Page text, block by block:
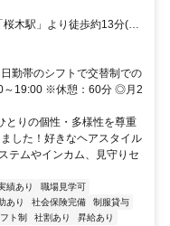
木駅」より徒歩約13分(約
勤帯のシフトで交替制での
～19:00 ※休憩：60分 ◎月2
りの個性・多様性を尊重
した！好きなヘアスタイル
テムやインカム、見守りセ
績あり
職場見学可
あり 社会保険完備
制服貸与
ト制 社割あり
昇給あり